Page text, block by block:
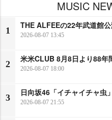
MUSIC
1
THE ALFEEの22年武道館
2026-08-07 13:45
2
米米CLUB 8月8日より88年
2026-08-07 18:00
3
日向坂46「イチャイチャ虫
2026-08-07 21:55